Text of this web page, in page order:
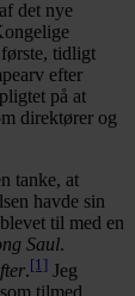
det nye
tidligt
efter
på at
direktører og
tanke, at
havde sin
til med en
Saul.
.[1] Jeg